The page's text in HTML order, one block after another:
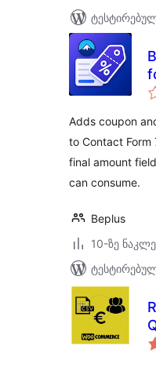
Adds coupon
to Contact Form
final amount
can consume.
Beplus
10-ზე